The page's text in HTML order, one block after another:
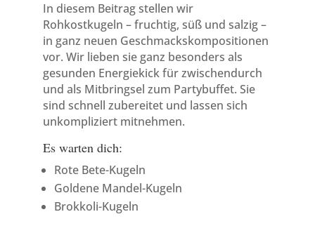
In diesem Beitrag stellen wir
Rohkostkugeln – fruchtig, süß und salzig –
in ganz neuen Geschmackskompositionen
vor. Wir lieben sie ganz besonders als
gesunden Energiekick für zwischendurch
und als Mitbringsel zum Partybuffet. Sie
sind schnell zubereitet und lassen sich
unkompliziert mitnehmen.
Es warten dich:
Rote Bete-Kugeln
Goldene Mandel-Kugeln
Brokkoli-Kugeln